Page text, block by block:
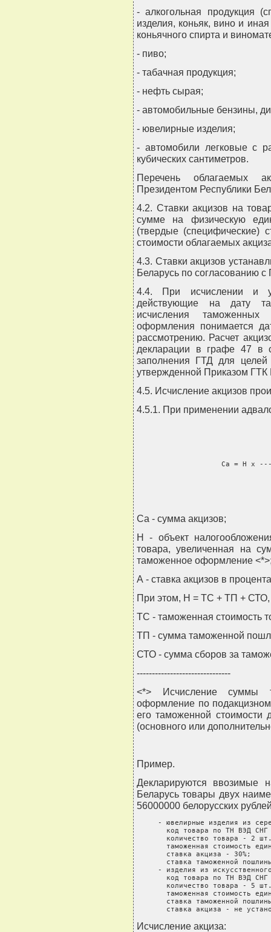
- алкогольная продукция
изделия, коньяк, вино и
коньячного спирта и
- пиво;
- табачная продукция;
- нефть сырая;
- автомобильные бензины,
- ювелирные изделия;
- автомобили легковые с
кубических сантиметров.
Перечень облагаемых
Президентом Республики
4.2. Ставки акцизов на
сумме на физическую
(твердые (специфические)
стоимости облагаемых
4.3. Ставки акцизов
Беларусь по согласованию
4.4. При исчислении и
действующие на дату
исчисления
оформления понимается
рассмотрению. Расчет
декларации в графе 47 в
заполнения ГТД для целей
утвержденной Приказом
4.5. Исчисление акцизов
4.5.1. При применении
Са = H x
Са - сумма акцизов;
Н - объект
товара, увеличенная на
таможенное оформление
А - ставка акцизов в
При этом, Н = ТС + ТП + СТО,
ТС - таможенная стоимость
ТП - сумма таможенной
СТО - сумма сборов за
-------------------------------
<*> Исчисление суммы
оформление по
его таможенной стоимости
(основного или
Пример.
Декларируются ввозимые
Беларусь товары двух
56000000 белорусских
- ювелирные изделия из
код товара по ТН ВЭД СНГ
количество товара - 2
таможенная стоимость
       ставка акциза - 30%;
ставка таможенной
- изделия из
код товара по ТН ВЭД СНГ
количество товара - 5
таможенная стоимость
ставка таможенной
ставка акциза - не
Исчисление акциза: